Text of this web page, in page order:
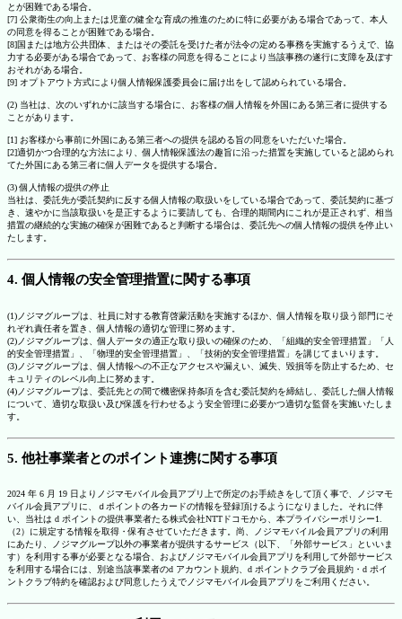
とが困難である場合。
[7] 公衆衛生の向上または児童の健全な育成の推進のために特に必要がある場合であって、本人
の同意を得ることが困難である場合。
[8]国または地方公共団体、またはその委託を受けた者が法令の定める事務を実施するうえで、協
力する必要がある場合であって、お客様の同意を得ることにより当該事務の遂行に支障を及ぼす
おそれがある場合。
[9] オプトアウト方式により個人情報保護委員会に届け出をして認められている場合。
(2) 当社は、次のいずれかに該当する場合に、お客様の個人情報を外国にある第三者に提供する
ことがあります。
[1] お客様から事前に外国にある第三者への提供を認める旨の同意をいただいた場合。
[2]適切かつ合理的な方法により、個人情報保護法の趣旨に沿った措置を実施していると認められ
てた外国にある第三者に個人データを提供する場合。
(3) 個人情報の提供の停止
当社は、委託先が委託契約に反する個人情報の取扱いをしている場合であって、委託契約に基づ
き、速やかに当該取扱いを是正するように要請しても、合理的期間内にこれが是正されず、相当
措置の継続的な実施の確保が困難であると判断する場合は、委託先への個人情報の提供を停止い
たします。
4. 個人情報の安全管理措置に関する事項
(1)ノジマグループは、社員に対する教育啓蒙活動を実施するほか、個人情報を取り扱う部門にそ
れぞれ責任者を置き、個人情報の適切な管理に努めます。
(2)ノジマグループは、個人データの適正な取り扱いの確保のため、「組織的安全管理措置」「人
的安全管理措置」、「物理的安全管理措置」、「技術的安全管理措置」を講じてまいります。
(3)ノジマグループは、個人情報への不正なアクセスや漏えい、滅失、毀損等を防止するため、セ
キュリティのレベル向上に努めます。
(4)ノジマグループは、委託先との間で機密保持条項を含む委託契約を締結し、委託した個人情報
について、適切な取扱い及び保護を行わせるよう安全管理に必要かつ適切な監督を実施いたしま
す。
5. 他社事業者とのポイント連携に関する事項
2024 年 6 月 19 日よりノジマモバイル会員アプリ上で所定のお手続きをして頂く事で、ノジマモ
バイル会員アプリに、ｄポイントの各カードの情報を登録頂けるようになりました。それに伴
い、当社は d ポイントの提供事業者たる株式会社NTTドコモから、本プライバシーポリシー1.
（2）に規定する情報を取得・保有させていただきます。尚、ノジマモバイル会員アプリの利用
にあたり、ノジマグループ以外の事業者が提供するサービス（以下、「外部サービス」といいま
す）を利用する事が必要となる場合、およびノジマモバイル会員アプリを利用して外部サービス
を利用する場合には、別途当該事業者のd アカウント規約、d ポイントクラブ会員規約・d ポイ
ントクラブ特約を確認および同意したうえでノジマモバイル会員アプリをご利用ください。